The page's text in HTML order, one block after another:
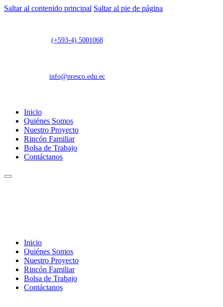
Saltar al contenido principal Saltar al pie de página
(+593-4) 5001068
info@presco.edu.ec
Inicio
Quiénes Somos
Nuestro Proyecto
Rincón Familiar
Bolsa de Trabajo
Contáctanos
Inicio
Quiénes Somos
Nuestro Proyecto
Rincón Familiar
Bolsa de Trabajo
Contáctanos